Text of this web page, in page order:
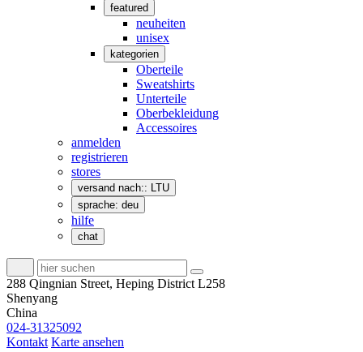
featured
neuheiten
unisex
kategorien
Oberteile
Sweatshirts
Unterteile
Oberbekleidung
Accessoires
anmelden
registrieren
stores
versand nach:: LTU
sprache: deu
hilfe
chat
288 Qingnian Street, Heping District L258
Shenyang
China
024-31325092
Kontakt Karte ansehen